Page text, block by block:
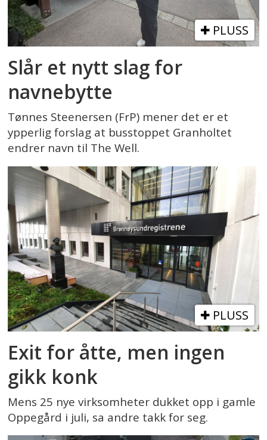
PLUSS
Slår et nytt slag for
navnebytte
Tønnes Steenersen (FrP) mener det er et
ypperlig forslag at busstoppet Granholtet
endrer navn til The Well.
PLUSS
Exit for åtte, men ingen
gikk konk
Mens 25 nye virksomheter dukket opp i gamle
Oppegård i juli, sa andre takk for seg.